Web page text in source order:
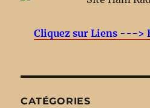
Cliquez sur Liens --->
CATÉGORIES